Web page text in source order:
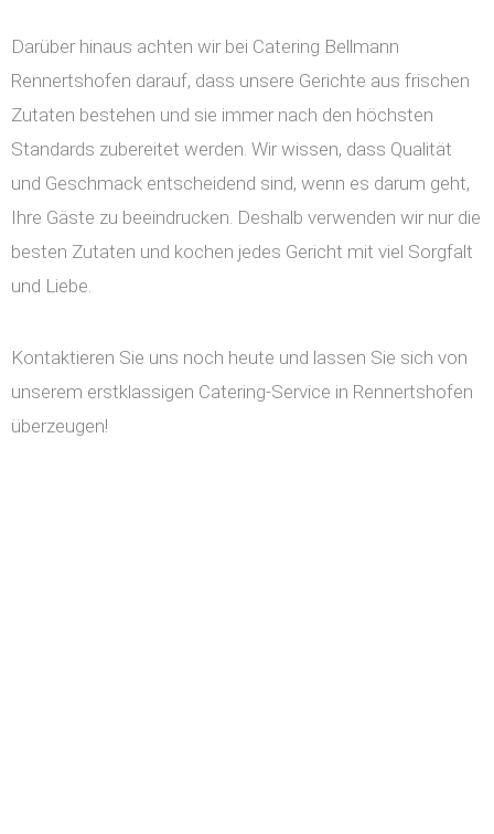
Darüber hinaus achten wir bei Catering Bellmann
Rennertshofen darauf, dass unsere Gerichte aus frischen
Zutaten bestehen und sie immer nach den höchsten
Standards zubereitet werden. Wir wissen, dass Qualität
und Geschmack entscheidend sind, wenn es darum geht,
Ihre Gäste zu beeindrucken. Deshalb verwenden wir nur die
besten Zutaten und kochen jedes Gericht mit viel Sorgfalt
und Liebe.
Kontaktieren Sie uns noch heute und lassen Sie sich von
unserem erstklassigen Catering-Service in Rennertshofen
überzeugen!